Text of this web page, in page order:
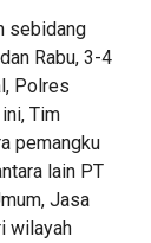
sebidang
Rabu, 3-4
Polres
Tim
pemangku
lain PT
Jasa
wilayah